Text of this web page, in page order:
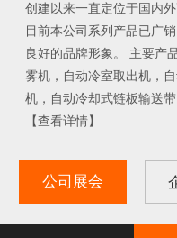
创建以来一直定位于国内
目前本公司系列产品已广
良好的品牌形象。 主要产
雾机，自动冷室取出机，
机，自动冷却式链板输送
【查看详情】
公司展会